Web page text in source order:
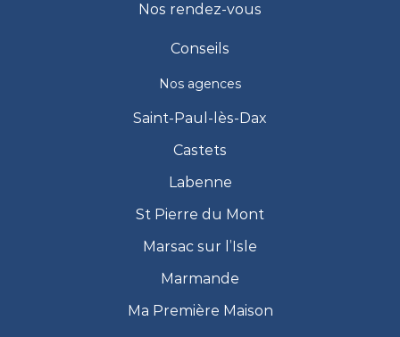
Nos rendez-vous
Conseils
Nos agences
Saint-Paul-lès-Dax
Castets
Labenne
St Pierre du Mont
Marsac sur l’Isle
Marmande
Ma Première Maison